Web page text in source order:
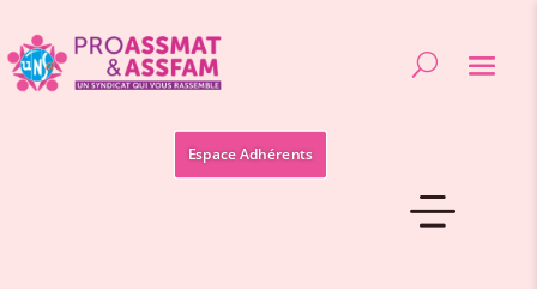
Espace Adhérents